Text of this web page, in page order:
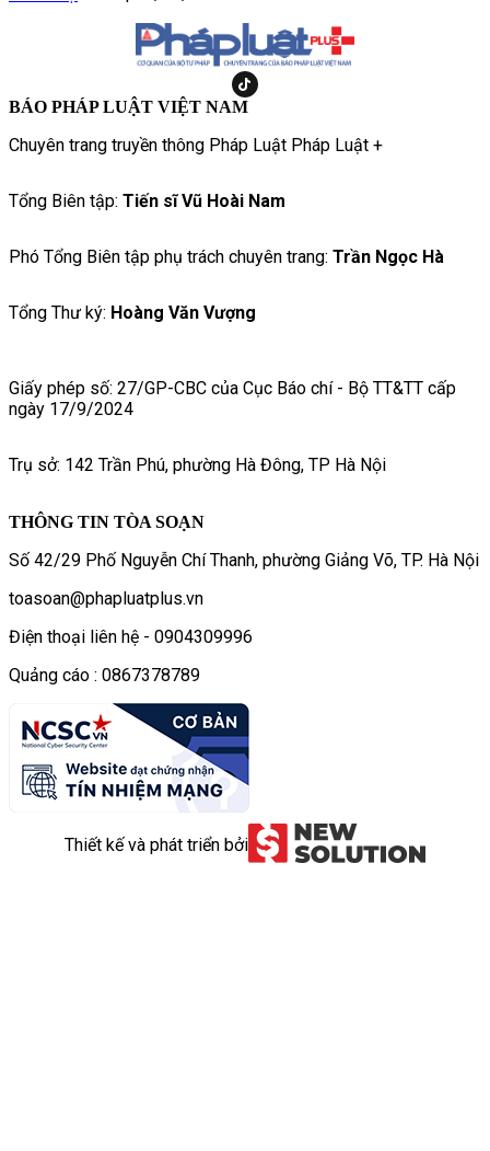
BÁO PHÁP LUẬT VIỆT NAM
Chuyên trang truyền thông Pháp Luật Pháp Luật +
Tổng Biên tập: Tiến sĩ Vũ Hoài Nam
Phó Tổng Biên tập phụ trách chuyên trang: Trần Ngọc Hà
Tổng Thư ký: Hoàng Văn Vượng
Giấy phép số: 27/GP-CBC của Cục Báo chí - Bộ TT&TT cấp
ngày 17/9/2024
Trụ sở: 142 Trần Phú, phường Hà Đông, TP Hà Nội
THÔNG TIN TÒA SOẠN
Số 42/29 Phố Nguyễn Chí Thanh, phường Giảng Võ, TP. Hà Nội
toasoan@phapluatplus.vn
Điện thoại liên hệ - 0904309996
Quảng cáo : 0867378789
Thiết kế và phát triển bởi